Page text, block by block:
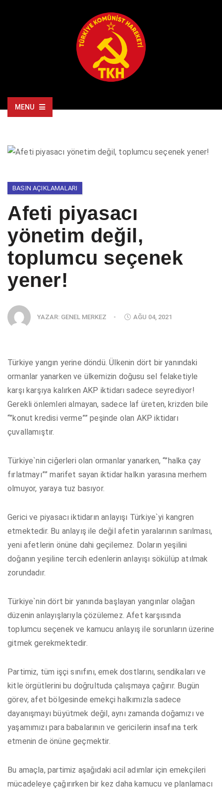
MENU
BASIN AÇIKLAMALARI
Afeti piyasacı
yönetim değil,
toplumcu seçenek
yener!
YAZAR: GENEL MERKEZ - AĞU 04, 2021
Türkiye yangın yerine döndü. Ülkenin dört bir yanındaki
ormanlar yanarken ve ülkemizin doğusu sel felaketiyle
karşı karşıya kalırken AKP iktidarı sadece seyrediyor!
Gerekli önlemleri almayan, sadece laf üreten, krizden bile
“”konut kredisi verme”” peşinde olan AKP iktidarı
çuvallamıştır.
Türkiye`nin ciğerleri olan ormanlar yanarken, “”halka çay
fırlatmayı”” marifet sayan iktidar halkın yarasına merhem
olmuyor, yaraya tuz basıyor.
Gerici ve piyasacı iktidarın anlayışı Türkiye`yi kangren
etmektedir. Bu anlayış ile değil afetin yaralarının sarılması,
yeni afetlerin önüne dahi geçilemez. Doların yeşilini
doğanın yeşiline tercih edenlerin anlayışı sökülüp atılmak
zorundadır.
Türkiye`nin dört bir yanında başlayan yangınlar olağan
düzenin anlayışlarıyla çözülemez. Afet karşısında
toplumcu seçenek ve kamucu anlayış ile sorunların üzerine
gitmek gerekmektedir.
Partimiz, tüm işçi sınıfını, emek dostlarını, sendikaları ve
kitle örgütlerini bu doğrultuda çalışmaya çağırır. Bugün
görev, afet bölgesinde emekçi halkımızla sadece
dayanışmayı büyütmek değil, aynı zamanda doğamızı ve
yaşamımızı para babalarının ve gericilerin insafına terk
etmenin de önüne geçmektir.
Bu amaçla, partimiz aşağıdaki acil adımlar için emekçileri
mücadeleye çağırırken bir kez daha kamucu ve planlamacı